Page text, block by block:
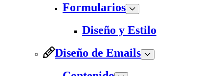
Formularios
Diseño y Estilo
Diseño de Emails